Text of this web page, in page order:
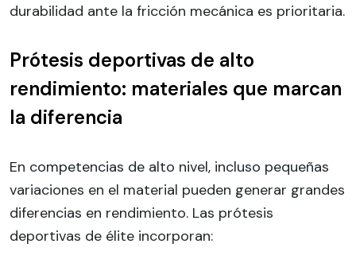
durabilidad ante la fricción mecánica es prioritaria.
Prótesis deportivas de alto
rendimiento: materiales que marcan
la diferencia
En competencias de alto nivel, incluso pequeñas
variaciones en el material pueden generar grandes
diferencias en rendimiento. Las prótesis
deportivas de élite incorporan: